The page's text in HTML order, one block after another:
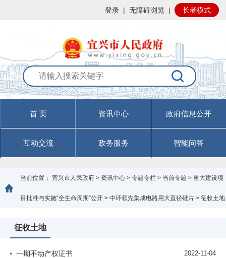
登录 | 无障碍浏览 | 长者模式
首 页 资讯中心 政府信息公开
互动交流 政务服务 智能问答
当前位置： 宜兴市人民政府 > 资讯中心 > 专题专栏 > 当前专题 > 重大建设项
目批准与实施“全生命周期”公开 > 中环领先集成电路用大直径硅片 > 征收土地
征收土地
一期不动产权证书 2022-11-04